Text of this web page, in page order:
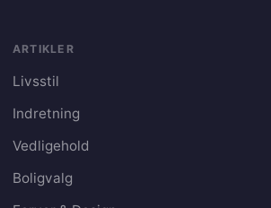
ARTIKLER
Livsstil
Indretning
Vedligehold
Boligvalg